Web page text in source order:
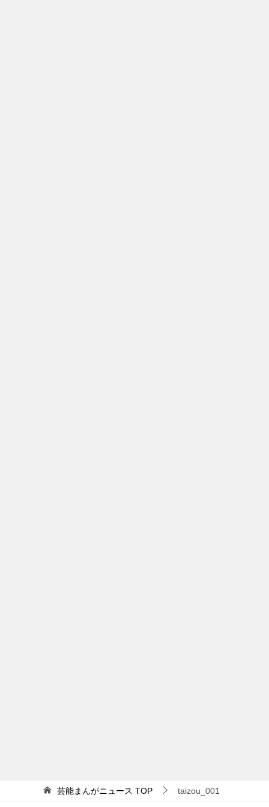
芸能まんがニュース TOP taizou_001